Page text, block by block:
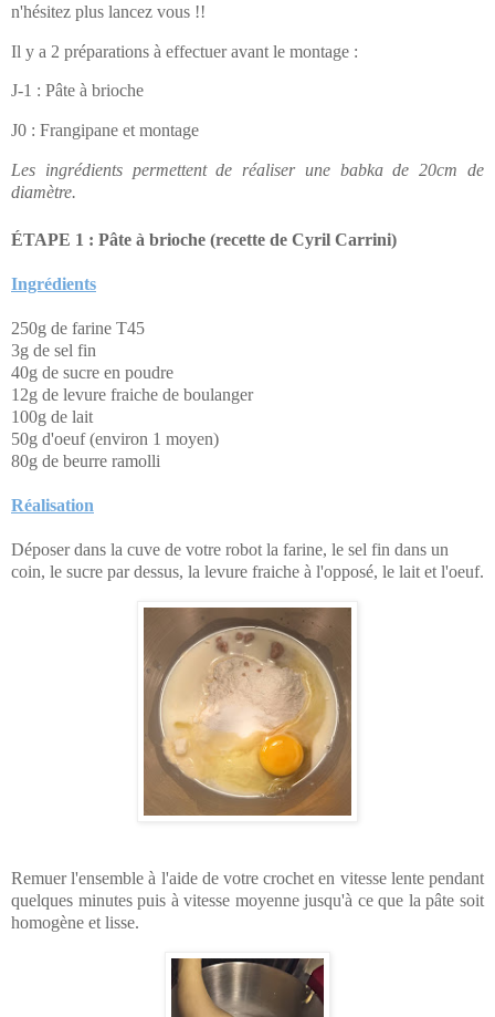
n'hésitez plus lancez vous !!
Il y a 2 préparations à effectuer avant le montage :
J-1 : Pâte à brioche
J0 : Frangipane et montage
Les ingrédients permettent de réaliser une babka de 20cm de
diamètre.
ÉTAPE 1 : Pâte à brioche (recette de Cyril Carrini)
Ingrédients
250g de farine T45
3g de sel fin
40g de sucre en poudre
12g de levure fraiche de boulanger
100g de lait
50g d'oeuf (environ 1 moyen)
80g de beurre ramolli
Réalisation
Déposer dans la cuve de votre robot la farine, le sel fin dans un
coin, le sucre par dessus, la levure fraiche à l'opposé, le lait et l'oeuf.
Remuer l'ensemble à l'aide de votre crochet en vitesse lente pendant
quelques minutes puis à vitesse moyenne jusqu'à ce que la pâte soit
homogène et lisse.